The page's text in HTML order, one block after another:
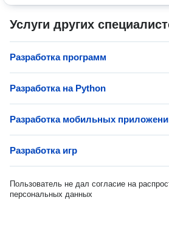
Услуги других
Разработка программ
Разработка на Python
Разработка мобильных
Разработка игр
Пользователь не дал согласие на
персональных данных